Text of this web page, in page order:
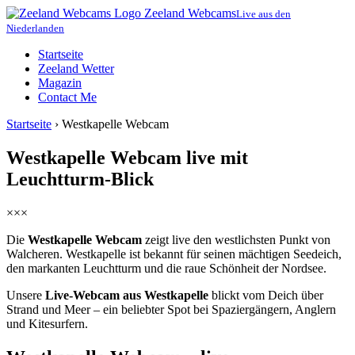
Zeeland WebcamsLive aus den
Niederlanden
Startseite
Zeeland Wetter
Magazin
Contact Me
Startseite › Westkapelle Webcam
Westkapelle Webcam live mit
Leuchtturm-Blick
×××
Die Westkapelle Webcam zeigt live den westlichsten Punkt von
Walcheren. Westkapelle ist bekannt für seinen mächtigen Seedeich,
den markanten Leuchtturm und die raue Schönheit der Nordsee.
Unsere Live-Webcam aus Westkapelle blickt vom Deich über
Strand und Meer – ein beliebter Spot bei Spaziergängern, Anglern
und Kitesurfern.